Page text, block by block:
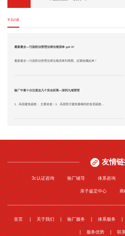
常见问题
最新最全—污染防治管理法律法规清单 get it!
最新最全—污染防治管理法律法规清单列表图。赶紧收藏起来！
验厂中要十分注意这几个安全距离—深圳九域管理
1、高层建筑疏散： 主要依据：1、高层医疗建筑楼梯间的首层疏散...
友情链
3c认证咨询 验厂辅导 体系咨询
亲子鉴定中心 商
首页 关于我们 验厂服务 体系服务
服务优势 联